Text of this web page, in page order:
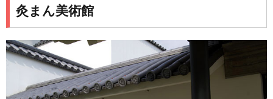
灸まん美術館